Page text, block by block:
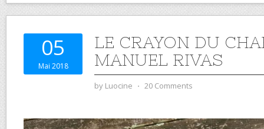
05
Mai 2018
LE CRAYON DU
MANUEL RIVAS
by Luocine ⋅ 20 Comments